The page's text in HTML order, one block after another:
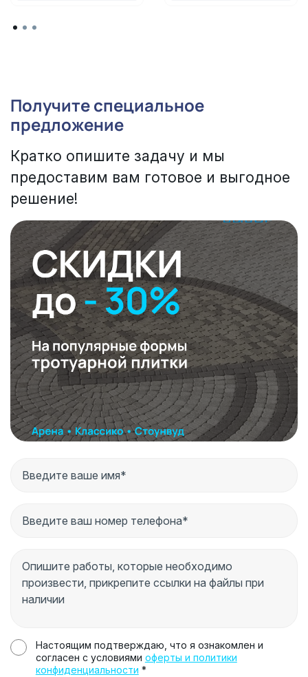
Получите специальное
предложение
Кратко опишите задачу и мы
предоставим вам готовое и выгодное
решение!
Настоящим подтверждаю, что я ознакомлен и
согласен с условиями оферты и политики
конфиденциальности *